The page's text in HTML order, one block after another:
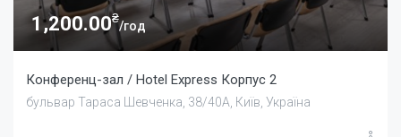
1,200.00₴
/год
Конференц-зал / Hotel Express Корпус 2
бульвар Тараса Шевченка, 38/40А, Київ, Україна